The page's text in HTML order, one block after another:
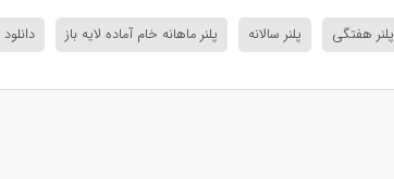
پلنر هفتگی پلنر سالانه پلنر ماهانه خام آماده لایه باز